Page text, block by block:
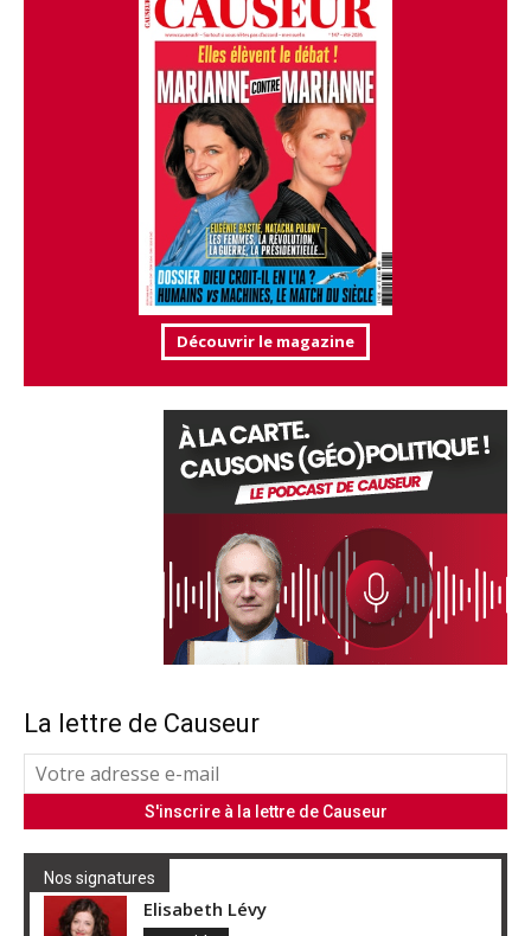
Découvrir le magazine
La lettre de Causeur
Nos signatures
Elisabeth Lévy